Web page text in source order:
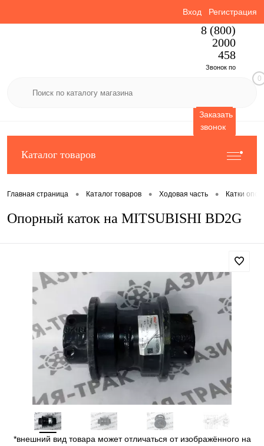
Вход Регистрация
8 (800)
2000
458
Звонок по
Заказать
звонок
0
Каталог товаров
Главная страница • Каталог товаров • Ходовая часть • Катки
Опорный каток на MITSUBISHI BD2G
*внешний вид товара может отличаться от изображённого на